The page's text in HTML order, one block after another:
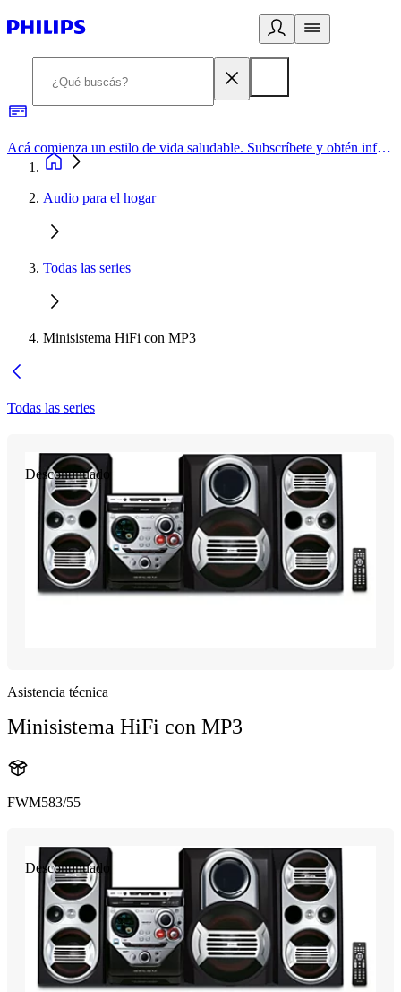
Acá comienza un estilo de vida saludable. Subscríbete y obtén información de primera mano
Audio para el hogar
Todas las series
Minisistema HiFi con MP3
Todas las series
Descontinuado
Asistencia técnica
Minisistema HiFi con MP3
FWM583/55
Descontinuado